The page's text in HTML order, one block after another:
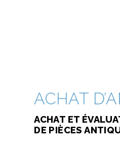
ACHAT
ACHAT ET
DE PIÈCES